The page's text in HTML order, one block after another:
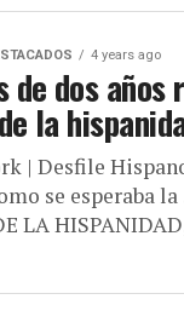
4 years ago
de dos años
la
| Desfile
se esperaba
LA